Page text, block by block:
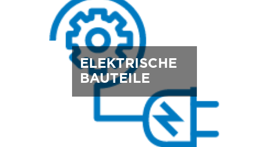
ELEKTRISCHE
BAUTEILE